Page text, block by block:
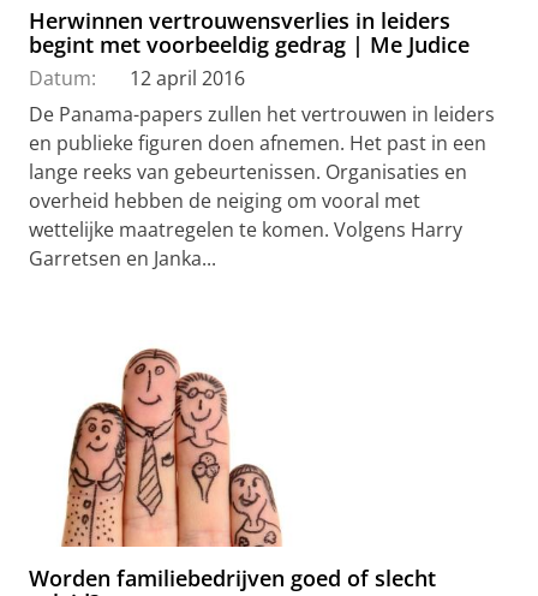
Herwinnen vertrouwensverlies in leiders
begint met voorbeeldig gedrag | Me Judice
Datum:
12 april 2016
De Panama-papers zullen het vertrouwen in leiders
en publieke figuren doen afnemen. Het past in een
lange reeks van gebeurtenissen. Organisaties en
overheid hebben de neiging om vooral met
wettelijke maatregelen te komen. Volgens Harry
Garretsen en Janka...
Worden familiebedrijven goed of slecht